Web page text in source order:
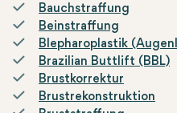
Bauchstraffung
Beinstraffung
Blepharoplastik
Brazilian Buttlift (BBL)
Brustkorrektur
Brustrekonstruktion